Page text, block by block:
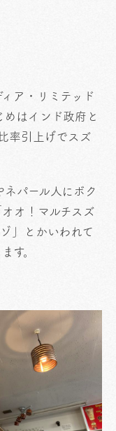
ア・リミテッド
はインド政府と
率引上げでスズ
パール人にボク
オ！マルチスズ
」とかいわれて
す。